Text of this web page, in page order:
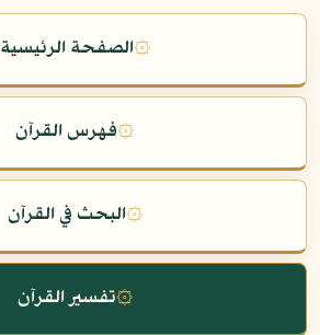
۞الصفحة الرئيسية
۞فهرس القرآن
۞البحث في القرآن
۞تفسير القرآن